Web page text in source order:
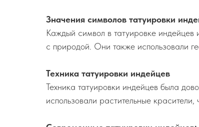
Значения символов татуировки
Каждый символ в татуировке индейцев
с природой. Они также использовали
Техника татуировки индейцев
Техника татуировки индейцев была
использовали растительные красители,